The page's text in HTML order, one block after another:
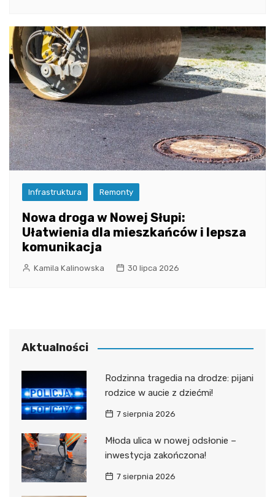
Infrastruktura Remonty
Nowa droga w Nowej Słupi:
Ułatwienia dla mieszkańców i lepsza
komunikacja
Kamila Kalinowska 30 lipca 2026
Aktualności
Rodzinna tragedia na drodze: pijani
rodzice w aucie z dziećmi!
7 sierpnia 2026
Młoda ulica w nowej odsłonie –
inwestycja zakończona!
7 sierpnia 2026